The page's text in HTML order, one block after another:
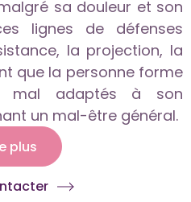
sa douleur et son
lignes de défenses
la projection, la
que la personne forme
mal adaptés à son
un mal-être général.
plus